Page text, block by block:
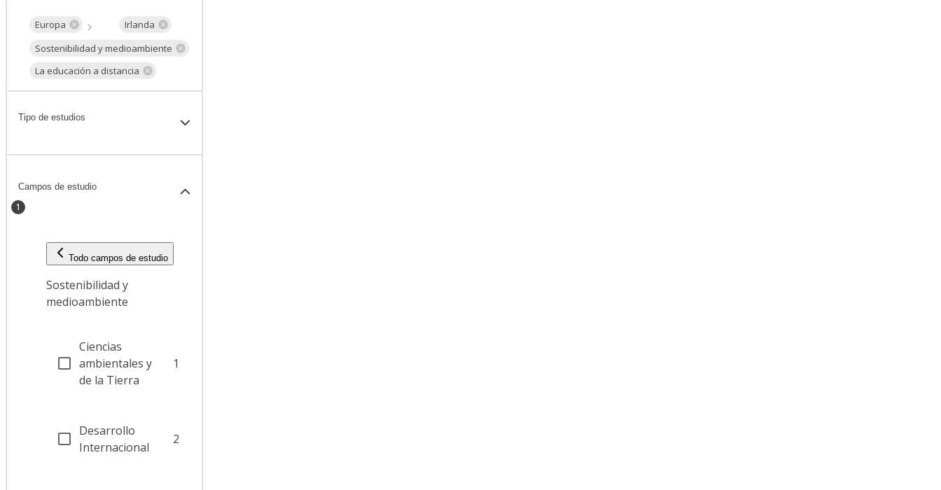
Europa
Irlanda
Sostenibilidad y medioambiente
La educación a distancia
Tipo de estudios
Campos de estudio
1
Todo campos de estudio
Sostenibilidad y
medioambiente
Ciencias
ambientales y
de la Tierra
1
Desarrollo
Internacional
2